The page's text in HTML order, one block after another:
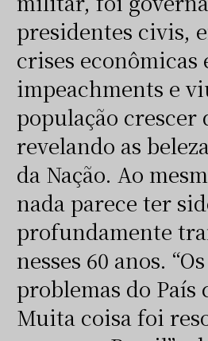
presidentes civis,
crises econômicas
impeachments e
população crescer
revelando as
da Nação. Ao
nada parece ter
profundamente
nesses 60 anos.
problemas do
Muita coisa foi